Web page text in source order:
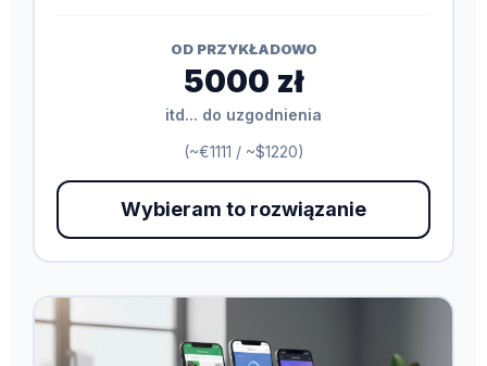
OD PRZYKŁADOWO
5000 zł
itd... do uzgodnienia
(~€1111 / ~$1220)
Wybieram to rozwiązanie